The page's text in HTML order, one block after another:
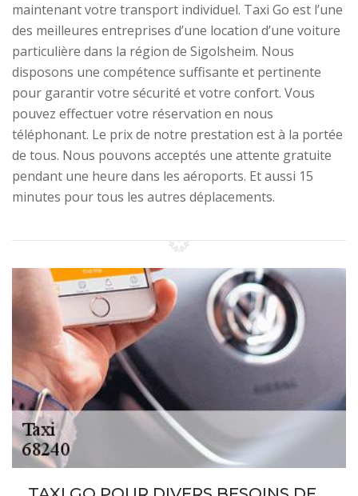
maintenant votre transport individuel. Taxi Go est l’une
des meilleures entreprises d’une location d’une voiture
particulière dans la région de Sigolsheim. Nous
disposons une compétence suffisante et pertinente
pour garantir votre sécurité et votre confort. Vous
pouvez effectuer votre réservation en nous
téléphonant. Le prix de notre prestation est à la portée
de tous. Nous pouvons acceptés une attente gratuite
pendant une heure dans les aéroports. Et aussi 15
minutes pour tous les autres déplacements.